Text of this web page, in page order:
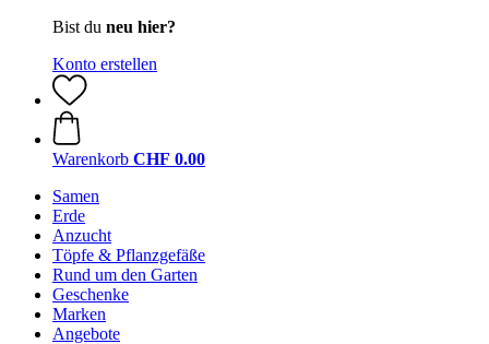
Bist du neu hier?
Konto erstellen
Warenkorb CHF 0.00
Samen
Erde
Anzucht
Töpfe & Pflanzgefäße
Rund um den Garten
Geschenke
Marken
Angebote